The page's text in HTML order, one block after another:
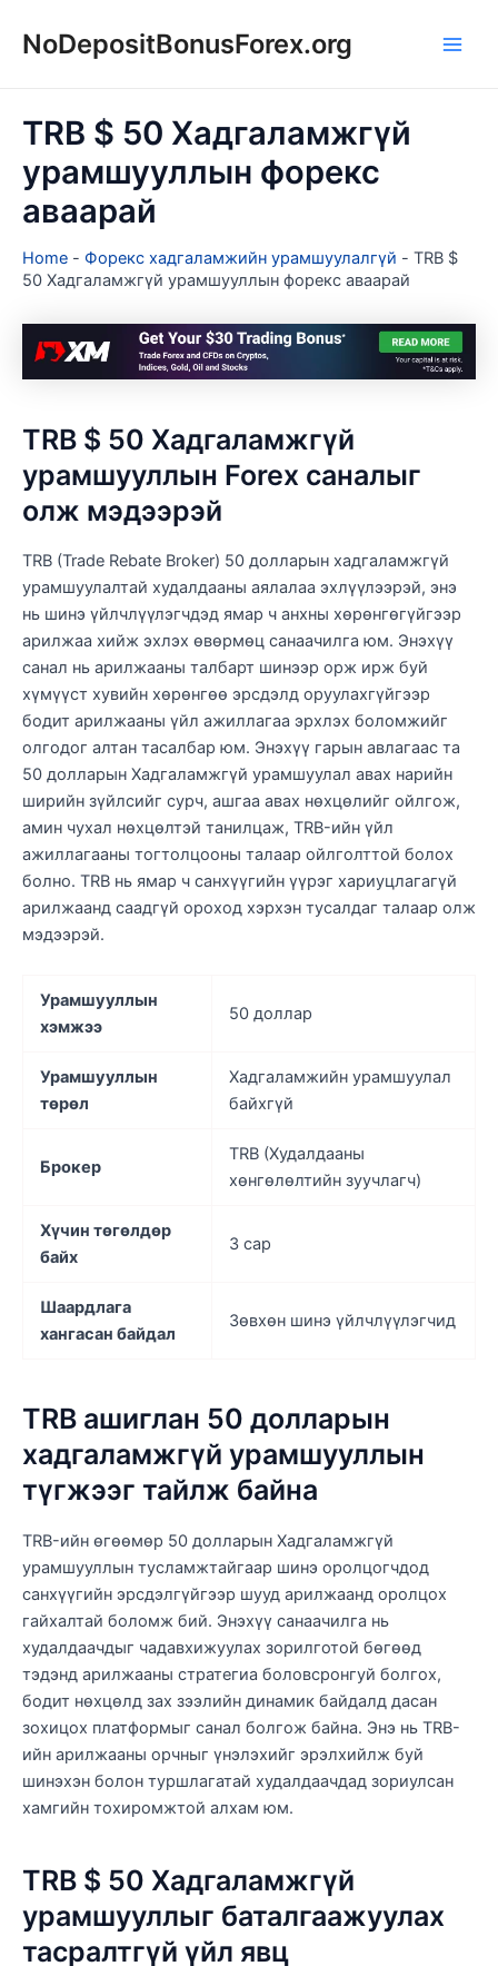
NoDepositBonusForex.org
TRB $ 50 Хадгаламжгүй
урамшууллын форекс
аваарай
Home - Форекс хадгаламжийн урамшуулалгүй - TRB $
50 Хадгаламжгүй урамшууллын форекс аваарай
TRB $ 50 Хадгаламжгүй
урамшууллын Forex саналыг
олж мэдээрэй
TRB (Trade Rebate Broker) 50 долларын хадгаламжгүй
урамшуулалтай худалдааны аялалаа эхлүүлээрэй, энэ
нь шинэ үйлчлүүлэгчдэд ямар ч анхны хөрөнгөгүйгээр
арилжаа хийж эхлэх өвөрмөц санаачилга юм. Энэхүү
санал нь арилжааны талбарт шинээр орж ирж буй
хүмүүст хувийн хөрөнгөө эрсдэлд оруулахгүйгээр
бодит арилжааны үйл ажиллагаа эрхлэх боломжийг
олгодог алтан тасалбар юм. Энэхүү гарын авлагаас та
50 долларын Хадгаламжгүй урамшуулал авах нарийн
ширийн зүйлсийг сурч, ашгаа авах нөхцөлийг ойлгож,
амин чухал нөхцөлтэй танилцаж, TRB-ийн үйл
ажиллагааны тогтолцооны талаар ойлголттой болох
болно. TRB нь ямар ч санхүүгийн үүрэг хариуцлагагүй
арилжаанд саадгүй ороход хэрхэн тусалдаг талаар олж
мэдээрэй.
Урамшууллын
хэмжээ
50 доллар
Урамшууллын
төрөл
Хадгаламжийн урамшуулал
байхгүй
Брокер
TRB (Худалдааны
хөнгөлөлтийн зуучлагч)
Хүчин төгөлдөр
байх
3 сар
Шаардлага
хангасан байдал
Зөвхөн шинэ үйлчлүүлэгчид
TRB ашиглан 50 долларын
хадгаламжгүй урамшууллын
түгжээг тайлж байна
TRB-ийн өгөөмөр 50 долларын Хадгаламжгүй
урамшууллын тусламжтайгаар шинэ оролцогчдод
санхүүгийн эрсдэлгүйгээр шууд арилжаанд оролцох
гайхалтай боломж бий. Энэхүү санаачилга нь
худалдаачдыг чадавхижуулах зорилготой бөгөөд
тэдэнд арилжааны стратегиа боловсронгуй болгох,
бодит нөхцөлд зах зээлийн динамик байдалд дасан
зохицох платформыг санал болгож байна. Энэ нь TRB-
ийн арилжааны орчныг үнэлэхийг эрэлхийлж буй
шинэхэн болон туршлагатай худалдаачдад зориулсан
хамгийн тохиромжтой алхам юм.
TRB $ 50 Хадгаламжгүй
урамшууллыг баталгаажуулах
тасралтгүй үйл явц